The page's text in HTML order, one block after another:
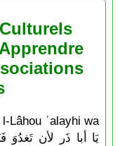
Lâhou ʿalayhi wa